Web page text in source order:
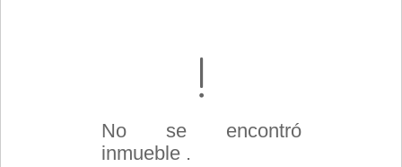
No se encontró
inmueble .